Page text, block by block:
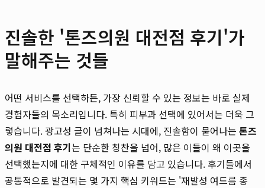
진솔한 '톤즈의원 대전점 후기'가
말해주는 것들
어떤 서비스를 선택하든, 가장 신뢰할 수 있는 정보는 바로 실제
경험자들의 목소리입니다. 특히 피부과 선택에 있어서는 더욱 그
렇습니다. 광고성 글이 넘쳐나는 시대에, 진솔함이 묻어나는 톤즈
의원 대전점 후기는 단순한 칭찬을 넘어, 많은 이들이 왜 이곳을
선택했는지에 대한 구체적인 이유를 담고 있습니다. 후기들에서
공통적으로 발견되는 몇 가지 핵심 키워드는 '재발성 여드름 종